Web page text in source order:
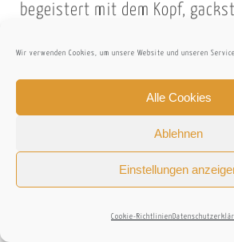
Wir verwenden Cookies, um unsere Website und unseren
Alle Cookies
Ablehnen
Einstellungen
Cookie-Richtlinien
begeistert mit dem Kopf,
zu unseren Füßen versammelt,
und uns vertraulich an und es
Der Hahn hat geschaut, ob wir